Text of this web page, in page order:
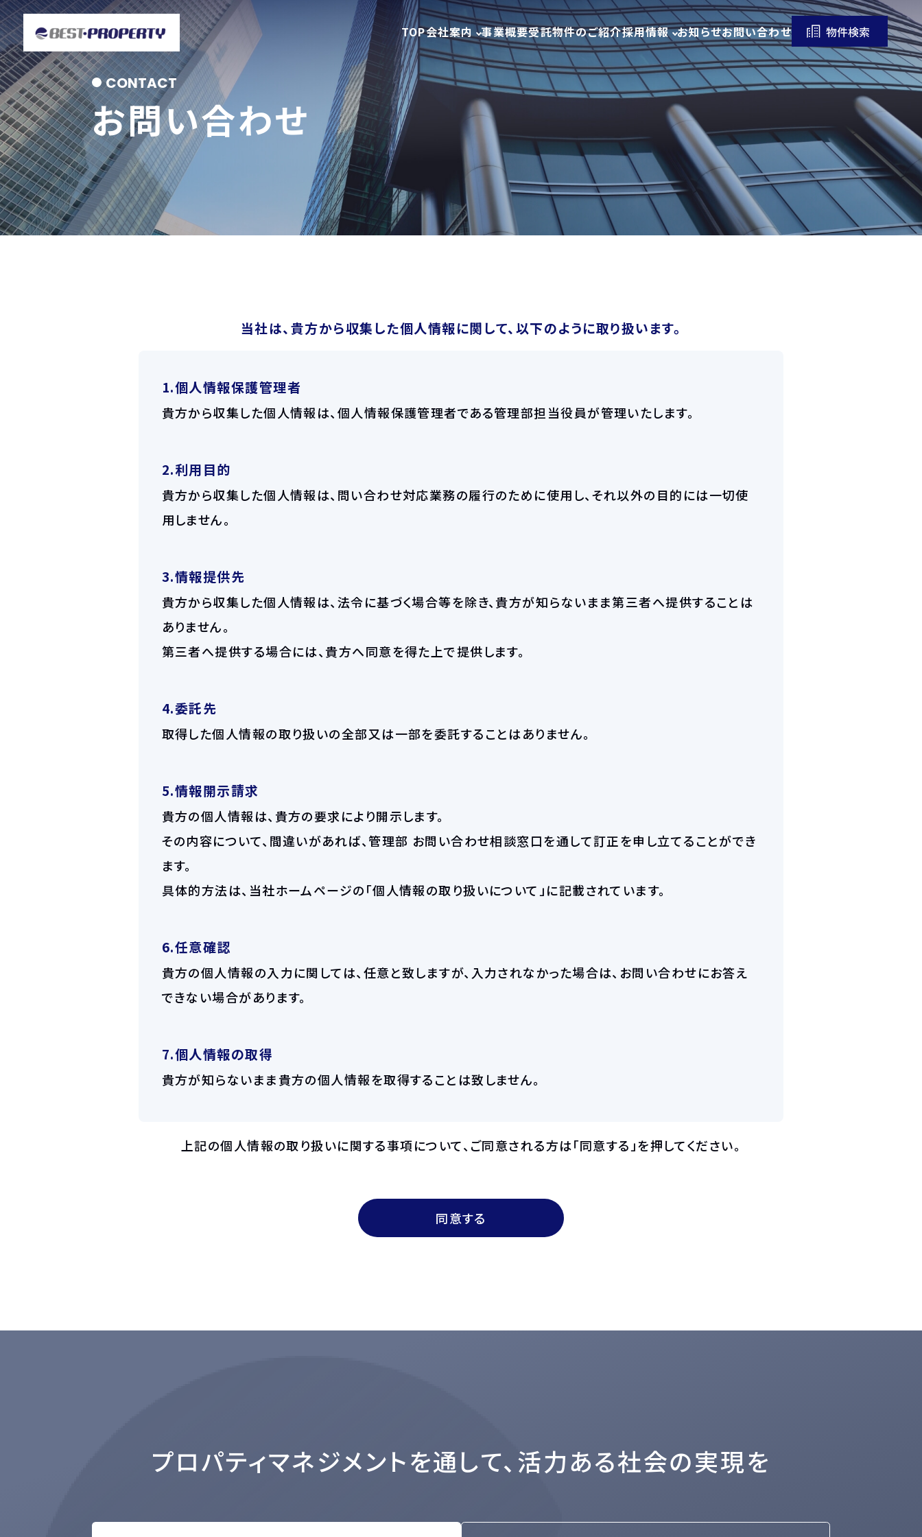
TOP会社案内 事業概要受託物件のご紹介採用情報 お知らせお問い合わせ
お問い合わせ
当社は、貴方から収集した個人情報に関して、以下のように取り扱います。
1.個人情報保護管理者
貴方から収集した個人情報は、個人情報保護管理者である管理部担当役員が管理いたします。
2.利用目的
貴方から収集した個人情報は、問い合わせ対応業務の履行のために使用し、それ以外の目的には一切使
用しません。
3.情報提供先
貴方から収集した個人情報は、法令に基づく場合等を除き、貴方が知らないまま第三者へ提供することは
ありません。
第三者へ提供する場合には、貴方へ同意を得た上で提供します。
4.委託先
取得した個人情報の取り扱いの全部又は一部を委託することはありません。
5.情報開示請求
貴方の個人情報は、貴方の要求により開示します。
その内容について、間違いがあれば、管理部 お問い合わせ相談窓口を通して訂正を申し立てることができ
ます。
具体的方法は、当社ホームページの「個人情報の取り扱いについて」に記載されています。
6.任意確認
貴方の個人情報の入力に関しては、任意と致しますが、入力されなかった場合は、お問い合わせにお答え
できない場合があります。
7.個人情報の取得
貴方が知らないまま貴方の個人情報を取得することは致しません。
上記の個人情報の取り扱いに関する事項について、ご同意される方は「同意する」を押してください。
同意する
プロパティマネジメントを通して、活力ある社会の実現を